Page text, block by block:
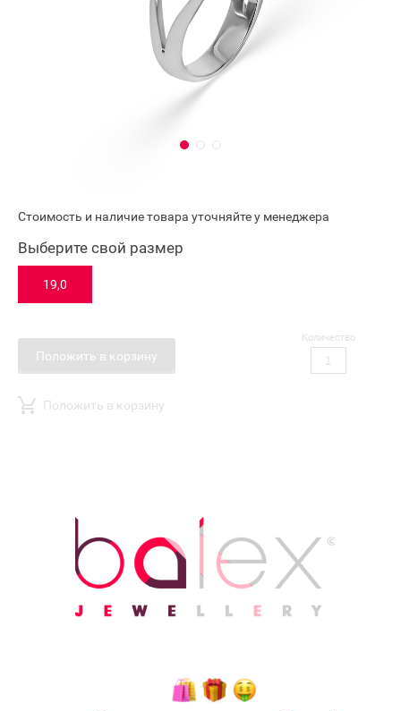
Стоимость и наличие товара уточняйте у менеджера
Выберите свой размер
19,0
Положить в корзину
Количество
Положить в корзину